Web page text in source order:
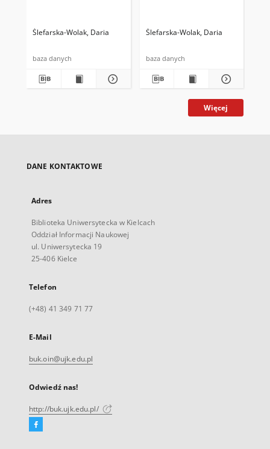
Ślefarska-Wolak, Daria
baza danych
Ślefarska-Wolak, Daria
baza danych
Więcej
DANE KONTAKTOWE
Adres
Biblioteka Uniwersytecka w Kielcach
Oddział Informacji Naukowej
ul. Uniwersytecka 19
25-406 Kielce
Telefon
(+48) 41 349 71 77
E-Mail
buk.oin@ujk.edu.pl
Odwiedź nas!
http://buk.ujk.edu.pl/
Facebook